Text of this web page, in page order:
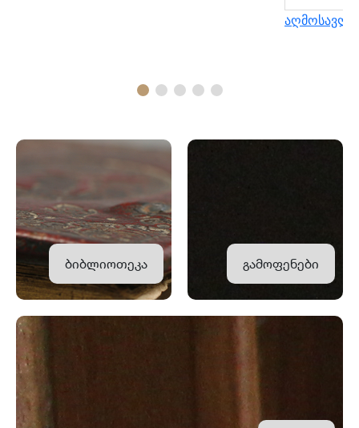
ბიბლიოთეკა გამოფენები